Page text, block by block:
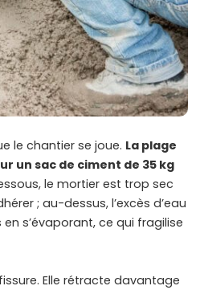
le chantier se joue. La plage
un sac de ciment de 35 kg
le mortier est trop sec
; au-dessus, l’excès d’eau
s’évaporant, ce qui fragilise
Elle rétracte davantage